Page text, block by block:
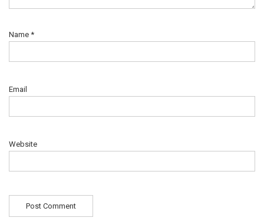
Name *
Email
Website